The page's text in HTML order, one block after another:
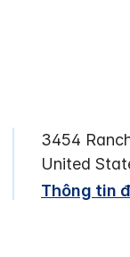
3454
United
Thông tin